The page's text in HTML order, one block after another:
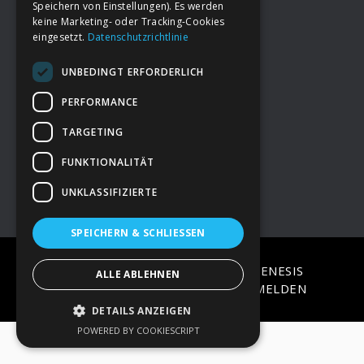
FooterDeine Spende
→ Impressum
→Kontakt zum PAO Team
COPYRIGHT © 2026 · ON
GENESIS
FRAMEWORK·WORDPRESS·ANMELDEN
Speichern von Einstellungen). Es werden
keine Marketing- oder Tracking-Cookies
eingesetzt. Datenschutzrichtlinie
UNBEDINGT ERFORDERLICH
PERFORMANCE
TARGETING
FUNKTIONALITÄT
UNKLASSIFIZIERTE
SPEICHERN & SCHLIESSEN
ALLE ABLEHNEN
DETAILS ANZEIGEN
POWERED BY COOKIESCRIPT